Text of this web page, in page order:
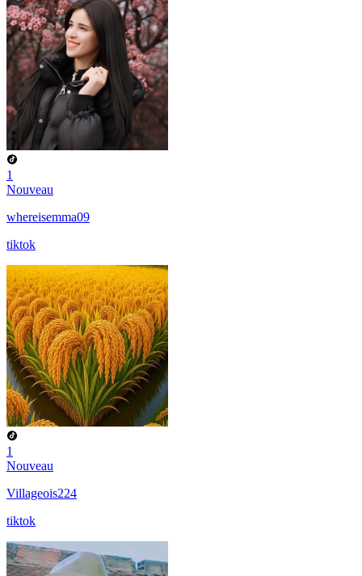
1
Nouveau
whereisemma09
tiktok
1
Nouveau
Villageois224
tiktok